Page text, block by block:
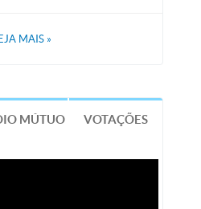
MAIS »
MÚTUO VOTAÇÕES